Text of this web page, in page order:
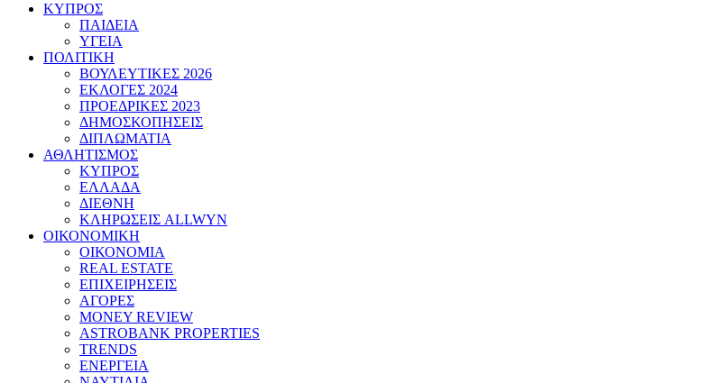
ΚΥΠΡΟΣ
ΠΑΙΔΕΙΑ
ΥΓΕΙΑ
ΠΟΛΙΤΙΚΗ
ΒΟΥΛΕΥΤΙΚΕΣ 2026
ΕΚΛΟΓΕΣ 2024
ΠΡΟΕΔΡΙΚΕΣ 2023
ΔΗΜΟΣΚΟΠΗΣΕΙΣ
ΔΙΠΛΩΜΑΤΙΑ
ΑΘΛΗΤΙΣΜΟΣ
ΚΥΠΡΟΣ
ΕΛΛΑΔΑ
ΔΙΕΘΝΗ
ΚΛΗΡΩΣΕΙΣ ALLWYN
ΟΙΚΟΝΟΜΙΚΗ
ΟΙΚΟΝΟΜΙΑ
REAL ESTATE
ΕΠΙΧΕΙΡΗΣΕΙΣ
ΑΓΟΡΕΣ
MONEY REVIEW
ASTROBANK PROPERTIES
TRENDS
ΕΝΕΡΓΕΙΑ